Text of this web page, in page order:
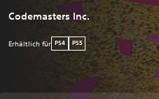
Codemasters Inc.
Erhältlich für PS4 PS5